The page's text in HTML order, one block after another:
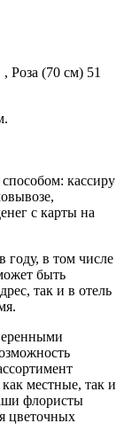
, Роза (70 см) 51
кассиру
с карты на
году, в том числе
быть
так и в отель
местные, так и
флористы
цветочных